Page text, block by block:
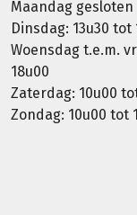
Maandag gesloten
Dinsdag: 13u30 tot
Woensdag t.e.m.
18u00
Zaterdag: 10u00
Zondag: 10u00 tot